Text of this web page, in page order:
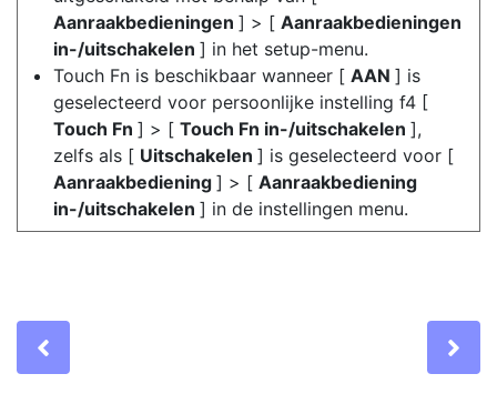
Aanraakbedieningen ] > [ Aanraakbedieningen
in-/uitschakelen ] in het setup-menu.
Touch Fn is beschikbaar wanneer [ AAN ] is
geselecteerd voor persoonlijke instelling f4 [
Touch Fn ] > [ Touch Fn in-/uitschakelen ],
zelfs als [ Uitschakelen ] is geselecteerd voor [
Aanraakbediening ] > [ Aanraakbediening
in-/uitschakelen ] in de instellingen menu.